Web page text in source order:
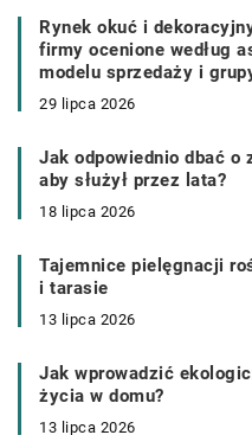
Rynek okuć i
firmy ocenione według
modelu sprzedaży i
29 lipca 2026
Jak odpowiednio dbać o
aby służył przez lata?
18 lipca 2026
Tajemnice pielęgnacji
i tarasie
13 lipca 2026
Jak wprowadzić
życia w domu?
13 lipca 2026